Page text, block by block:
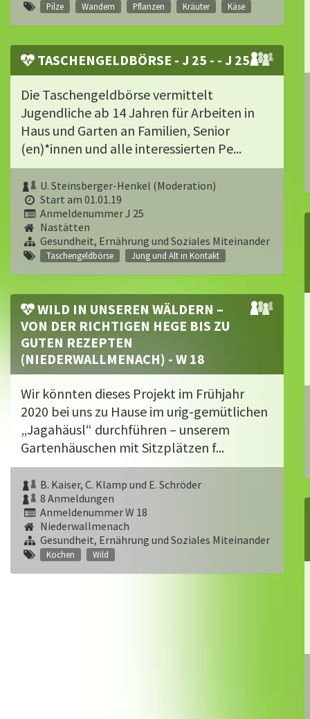
Pilze Wandern Pflanzen Kräuter Käse
TASCHENGELDBÖRSE - J 25 - - J 25
Die Taschengeldbörse vermittelt
Jugendliche ab 14 Jah­ren für Arbeiten in
Haus und Garten an Familien, Senior
(en)*innen und alle interessierten Pe...
U. Steinsberger-Henkel (Moderation)
Start am 01.01.19
Anmeldenummer J 25
Nastätten
Gesundheit, Ernährung und Soziales Miteinander
Taschengeldbörse Jung und Alt in Kontakt
WILD IN UNSEREN WÄLDERN –
VON DER RICHTIGEN HEGE BIS ZU
GUTEN REZEPTEN
(NIEDERWALLMENACH) - W 18
Wir könnten dieses Projekt im Frühjahr
2020 bei uns zu Hause im urig-gemütlichen
„Jagahäusl“ durchführen – unserem
Gartenhäuschen mit Sitzplätzen f...
B. Kaiser, C. Klamp und E. Schröder
8 Anmeldungen
Anmeldenummer W 18
Niederwallmenach
Gesundheit, Ernährung und Soziales Miteinander
Kochen Wild